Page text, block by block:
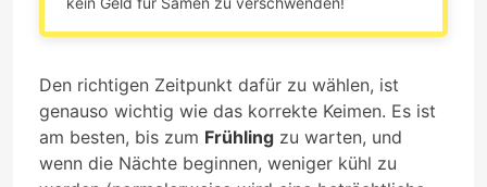
Den richtigen Zeitpunkt dafür zu wählen, ist
genauso wichtig wie das korrekte Keimen. Es ist
am besten, bis zum Frühling zu warten, und
wenn die Nächte beginnen, weniger kühl zu